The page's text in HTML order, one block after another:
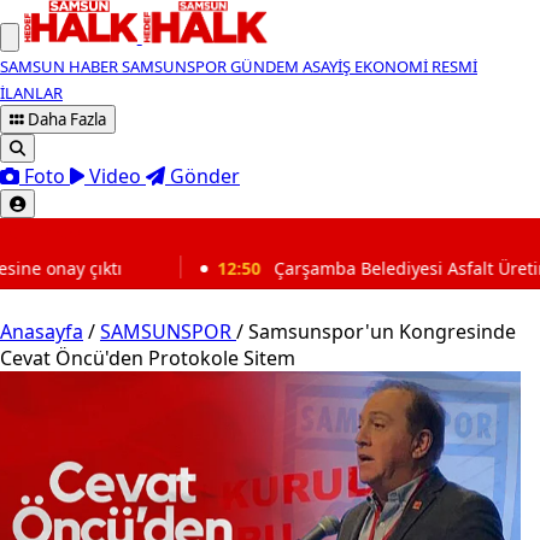
SAMSUN HABERSAMSUNSPORGÜNDEM ASAYİŞ EKONOMİ RESMİ
İLANLAR
Daha Fazla
Foto Video Gönder
12:50 Çarşamba Belediyesi Asfalt Üretimini Kendi Tesisiyle
Anasayfa /SAMSUNSPOR/Samsunspor'un Kongresinde
Cevat Öncü'den Protokole Sitem